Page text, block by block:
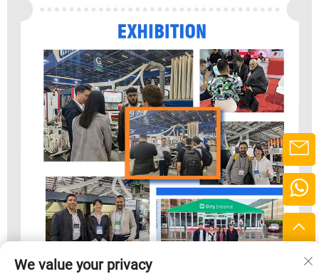
We value your privacy